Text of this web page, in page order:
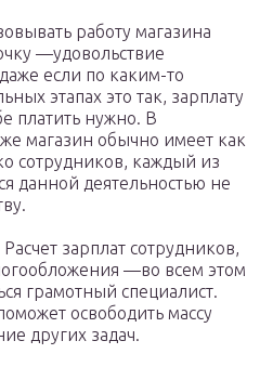
работу магазина
—­удовольствие
если по каким-то
этапах это так, зарплату
платить нужно. В
магазин обычно имеет как
сотрудников, каждый из
данной деятельностью не
зарплат сотрудников,
—­во всем этом
грамотный специалист.
освободить массу
других задач.­